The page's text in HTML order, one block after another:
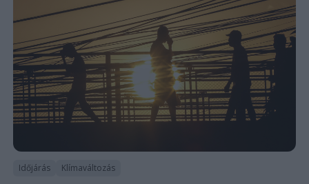
Időjárás Klímaváltozás